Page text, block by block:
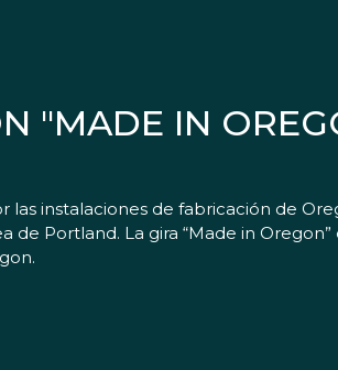
"MADE IN
las instalaciones de fabricación de
Portland. La gira “Made in Oregon”